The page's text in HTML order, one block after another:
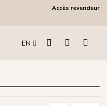
Accès revendeur
EN